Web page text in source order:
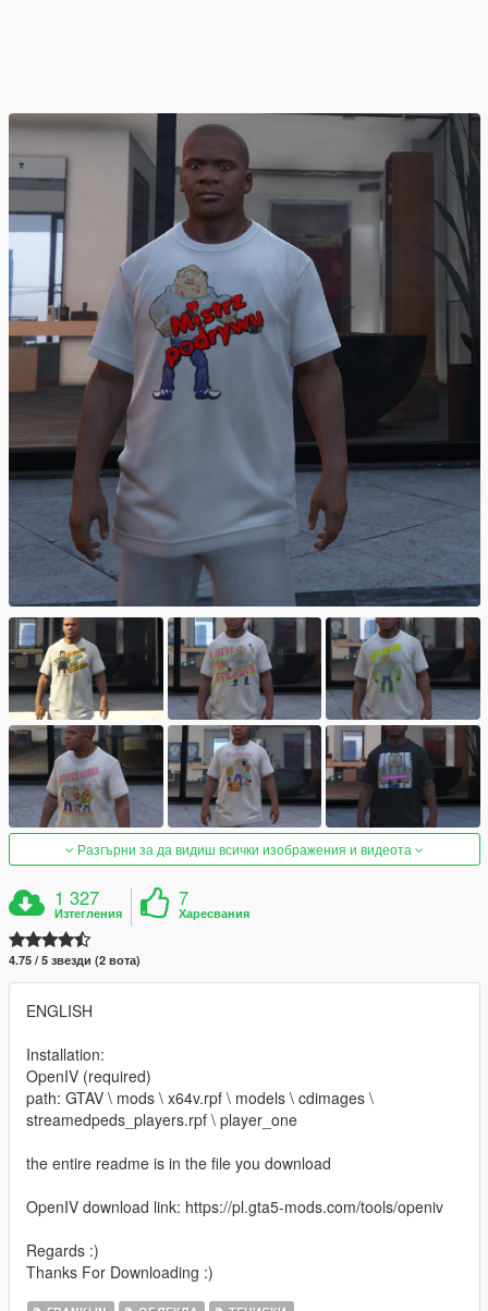
Разгърни за да видиш всички изображения и видеота
1 327
Изтегления
7
Харесвания
4.75 / 5 звезди (2 вота)
ENGLISH
Installation:
OpenIV (required)
path: GTAV \ mods \ x64v.rpf \ models \ cdimages \
streamedpeds_players.rpf \ player_one
the entire readme is in the file you download
OpenIV download link: https://pl.gta5-mods.com/tools/openiv
Regards :)
Thanks For Downloading :)